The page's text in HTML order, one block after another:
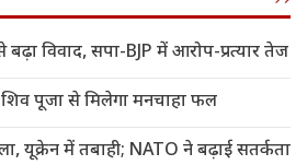
बढ़ा विवाद, सपा-BJP में आरोप-प्रत्यार तेज
पूजा से मिलेगा मनचाहा फल
यूक्रेन में तबाही; NATO ने बढ़ाई सतर्कता